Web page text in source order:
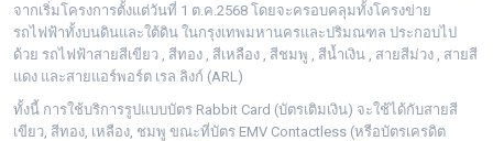
จากเริ่มโครงการตั้งแต่วันที่ 1 ต.ค.2568 โดยจะครอบคลุมทั้งโครงข่าย
รถไฟฟ้าทั้งบนดินและใต้ดิน ในกรุงเทพมหานครและปริมณฑล ประกอบไป
ด้วย รถไฟฟ้าสายสีเขียว , สีทอง , สีเหลือง , สีชมพู , สีน้ำเงิน , สายสีม่วง , สายสี
แดง และสายแอร์พอร์ต เรล ลิงก์ (ARL)
ทั้งนี้ การใช้บริการรูปแบบบัตร Rabbit Card (บัตรเติมเงิน) จะใช้ได้กับสายสี
เขียว, สีทอง, เหลือง, ชมพู ขณะที่บัตร EMV Contactless (หรือบัตรเครดิต